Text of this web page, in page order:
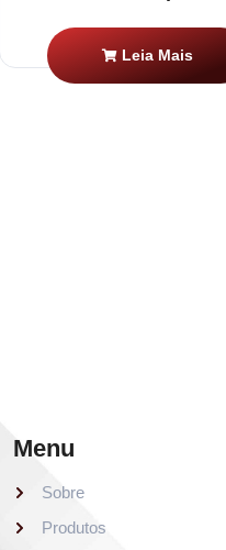
Leia Mais
Menu
Sobre
Produtos